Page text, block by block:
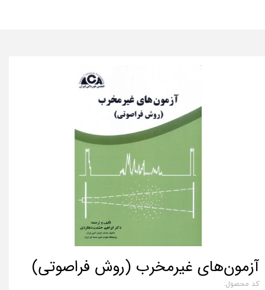
آزمون‌های غیرمخرب (روش فراصوتی)
کد محصول: